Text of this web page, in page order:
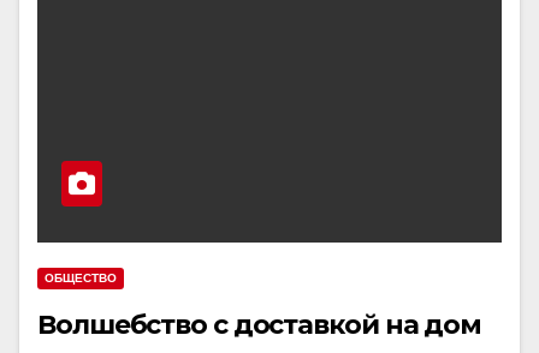
ОБЩЕСТВО
Волшебство с доставкой на дом